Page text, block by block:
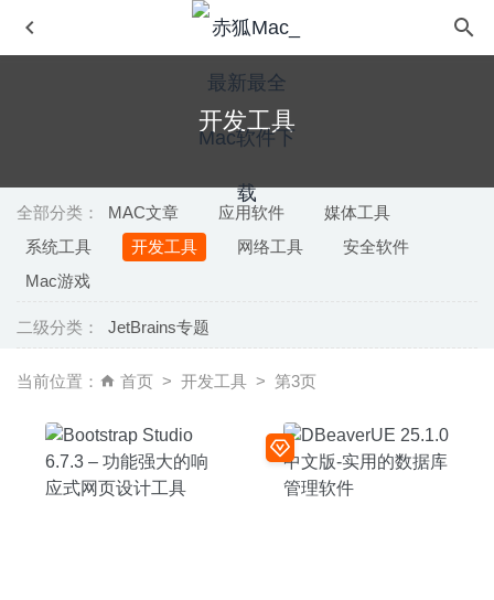
开发工具
全部分类： MAC文章 应用软件
媒体工具
系统工具
开发工具 网络工具
安全软件
Mac游戏
二级分类： JetBrains专题
当前位置： 首页 开发工具 第3页
GrandTotal 6.1.6.6 – 发票模板设计及管理工具
2021-12-05
2020-06-23
Money Pro 2.5.1 中文版-非常出色的个人理财软件
04-13
OmniGraffle Pro 7.14.1 for Mac中文版-强大的图示/图表/流